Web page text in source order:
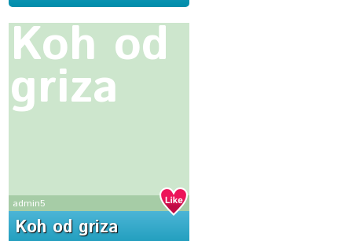
Koh od
griza
admin5
Koh od griza